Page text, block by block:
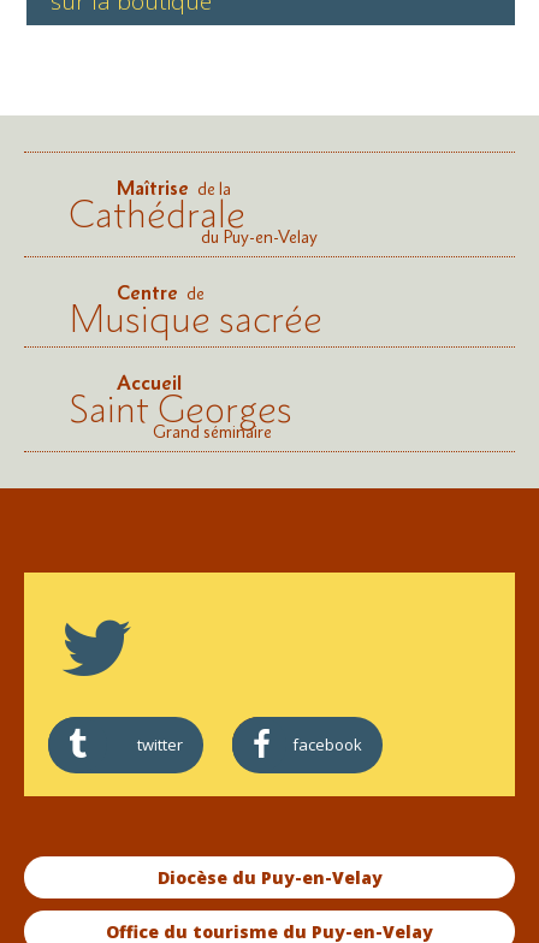
Maîtrise de la
Cathédraledu Puy-en-Velay
Centre de
Musique sacrée
Accueil
Saint Georges
Grand séminaire
twitter facebook
Diocèse du Puy-en-Velay
Office du tourisme du Puy-en-Velay